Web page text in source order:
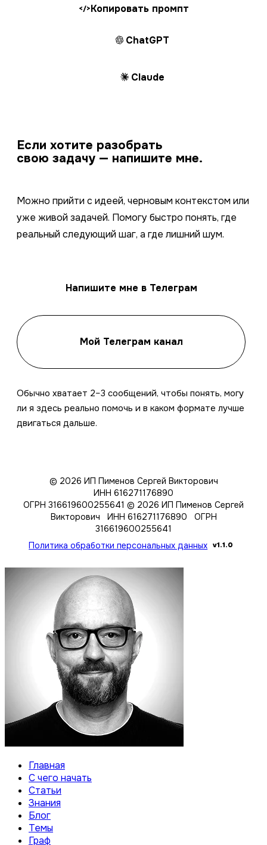
</>Копировать промпт
ChatGPT
Claude
Если хотите разобрать
свою задачу — напишите мне.
Можно прийти с идеей, черновым контекстом или
уже живой задачей. Помогу быстро понять, где
реальный следующий шаг, а где лишний шум.
Напишите мне в Телеграм
Мой Телеграм канал
Обычно хватает 2–3 сообщений, чтобы понять, могу
ли я здесь реально помочь и в каком формате лучше
двигаться дальше.
© 2026 ИП Пименов Сергей Викторович
ИНН 616271176890
ОГРН 316619600255641 © 2026 ИП Пименов Сергей
Викторович ИНН 616271176890 ОГРН
316619600255641
Политика обработки персональных данных v1.1.0
Главная
С чего начать
Статьи
Знания
Блог
Темы
Граф